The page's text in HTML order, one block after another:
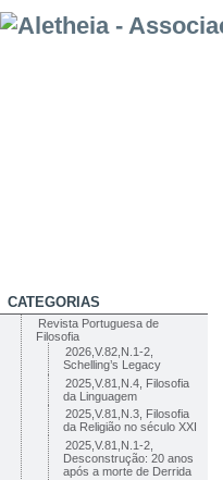
CATEGORIAS
Revista Portuguesa de
Filosofia
2026,V.82,N.1-2,
Schelling’s Legacy
2025,V.81,N.4, Filosofia
da Linguagem
2025,V.81,N.3, Filosofia
da Religião no século XXI
2025,V.81,N.1-2,
Desconstrução: 20 anos
após a morte de Derrida